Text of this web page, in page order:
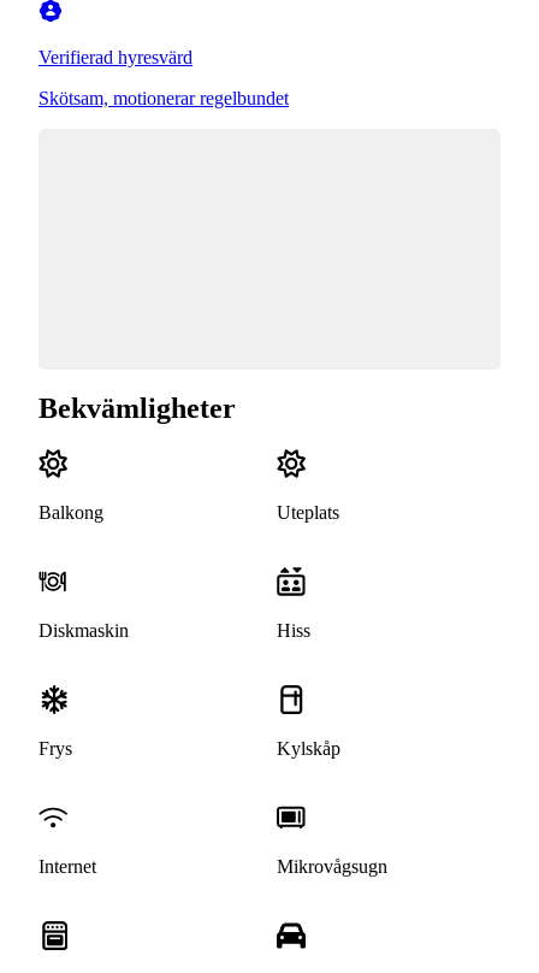
Verifierad hyresvärd
Skötsam, motionerar regelbundet
Bekvämligheter
Balkong Uteplats
Diskmaskin Hiss
Frys Kylskåp
Internet Mikrovågsugn